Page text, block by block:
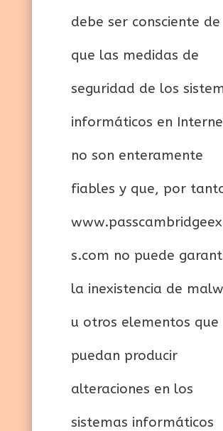
debe ser consciente de
que las medidas de
seguridad de los
informáticos en
no son enteramente
fiables y que, por
s.com no puede
la inexistencia de
u otros elementos que
puedan producir
alteraciones en los
sistemas informáticos